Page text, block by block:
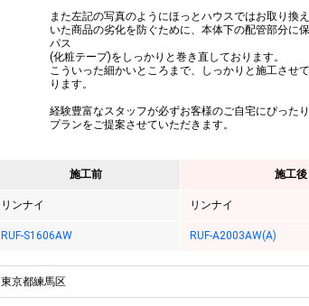
また左記の写真のようにほっとハウスではお取り換
いた商品の劣化を防ぐために、本体下の配管部分に
パス
(化粧テープ)をしっかりと巻き直しております。
こういった細かいところまで、しっかりと施工させ
ります。
経験豊富なスタッフが必ずお客様のご自宅にぴったり
プランをご提案させていただきます。
施工前 施工後
リンナイ リンナイ
RUF-S1606AW RUF-A2003AW(A)
東京都練馬区